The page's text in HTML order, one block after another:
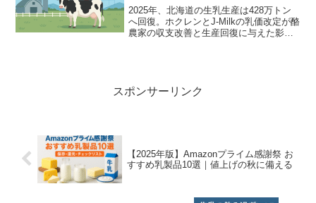
2025年、北海道の生乳生産は428万トン
へ回復。ホクレンとJ-Milkの乳価改定が酪
農家の収支改善と生産回復に与えた影
スポンサーリンク
【2025年版】Amazonプライム感謝祭 お
すすめ乳製品10選｜値上げの秋に備える